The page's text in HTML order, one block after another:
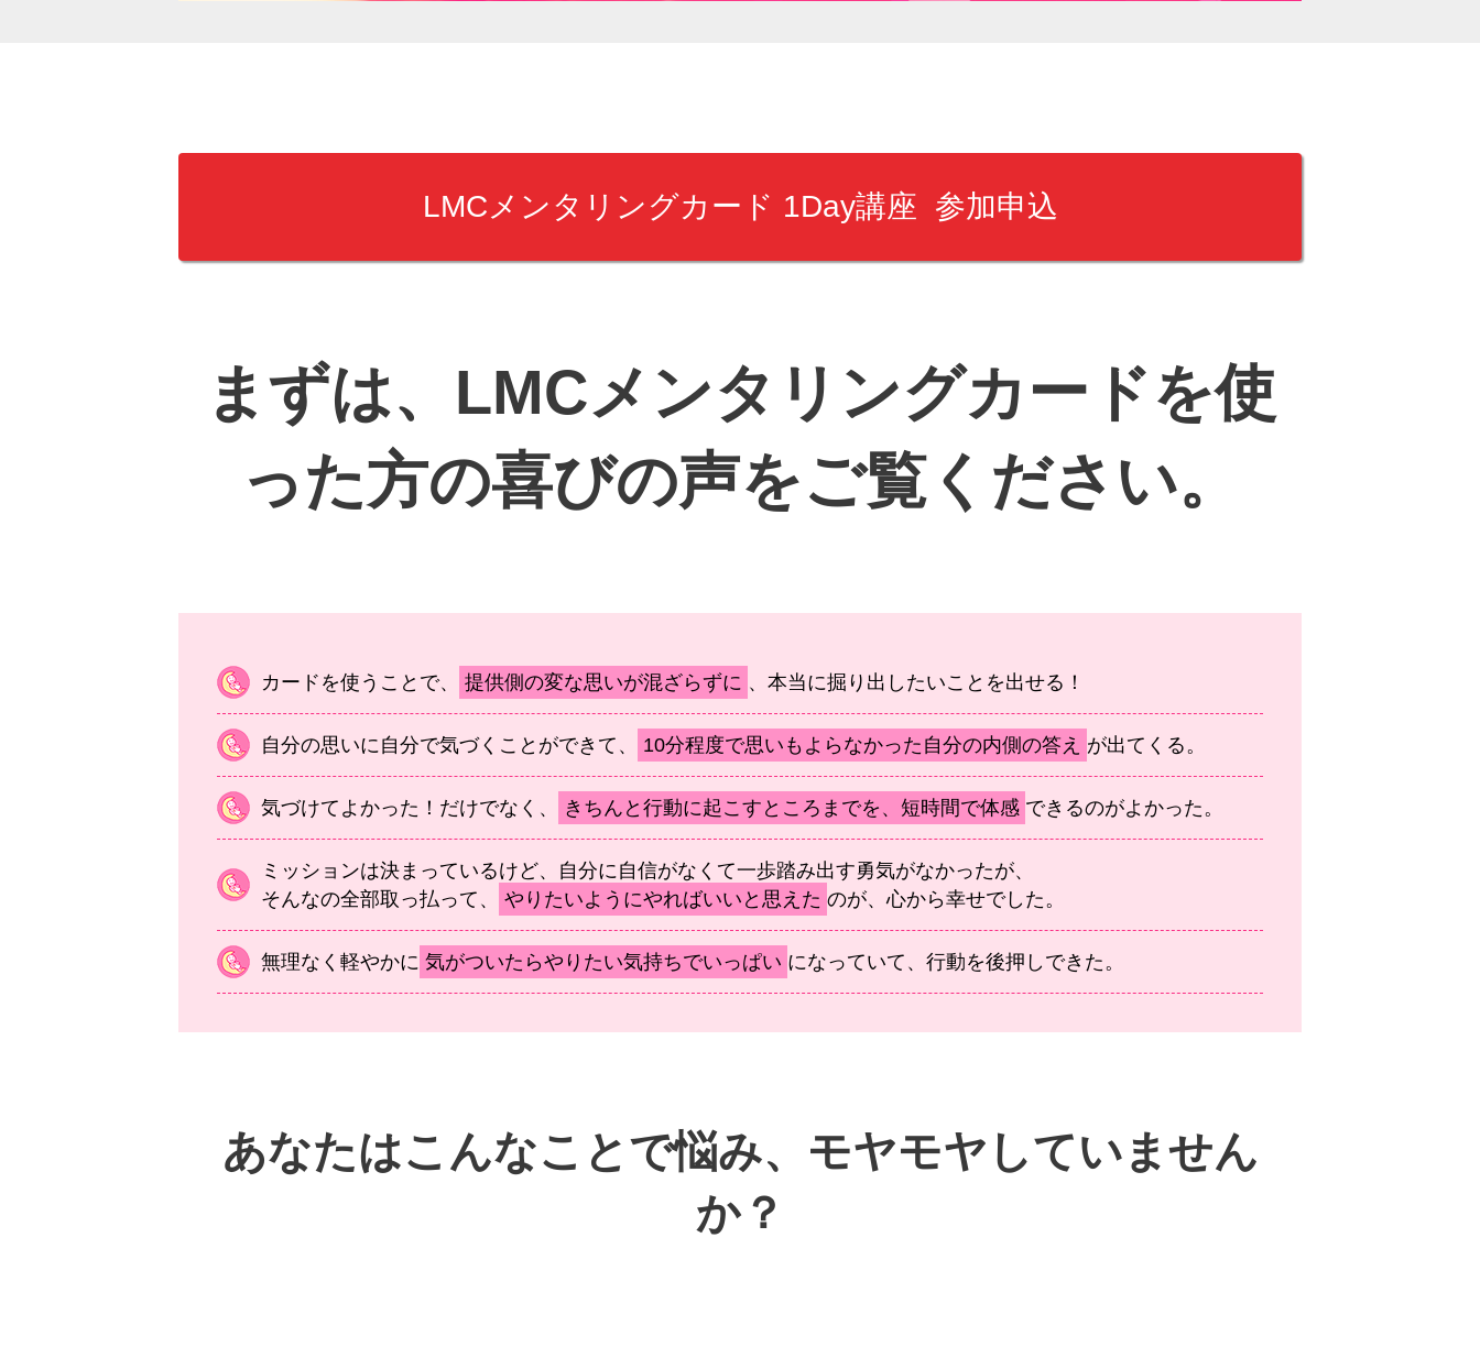
LMCメンタリングカード 1Day講座 参加申込
まずは、LMCメンタリングカードを使
った方の喜びの声をご覧ください。
カードを使うことで、 提供側の変な思いが混ざらずに 、本当に掘り出したいことを出せる！
自分の思いに自分で気づくことができて、 10分程度で思いもよらなかった自分の内側の答え が出てくる。
気づけてよかった！だけでなく、 きちんと行動に起こすところまでを、短時間で体感 できるのがよかった。
ミッションは決まっているけど、自分に自信がなくて一歩踏み出す勇気がなかったが、
そんなの全部取っ払って、
やりたいようにやればいいと思えた のが、心から幸せでした。
無理なく軽やかに 気がついたらやりたい気持ちでいっぱい になっていて、行動を後押しできた。
あなたはこんなことで悩み、モヤモヤしていません
か？